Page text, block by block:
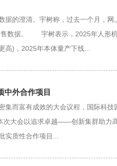
的澄清。宇树称，过去一个月，网
售数据。 宇树表示，2025年人形
高)，2025年本体量产下线...
中外合作项目
而富有成效的大会议程，国际科技
次大会以追求卓越——创新集群助力
实质性合作项目...